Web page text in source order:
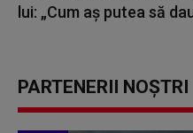
lui: „Cum aș putea să
PARTENERII NOȘTRI